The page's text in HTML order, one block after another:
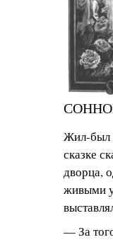
Жил-был
сказке
дворца,
живыми
— За